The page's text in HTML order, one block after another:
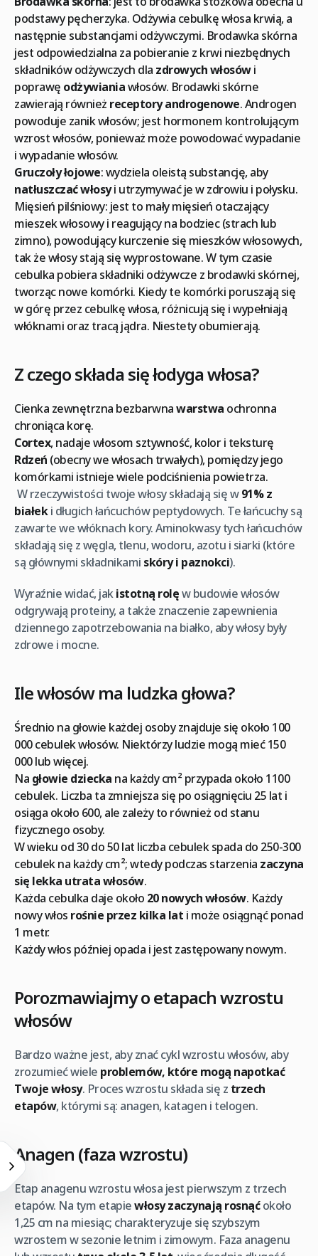
podstawy pęcherzyka. Odżywia cebulkę włosa krwią, a
następnie substancjami odżywczymi. Brodawka skórna
jest odpowiedzialna za pobieranie z krwi niezbędnych
składników odżywczych dla zdrowych włosówi
poprawę odżywianiawłosów. Brodawki skórne
zawierają również receptory androgenowe. Androgen
powoduje zanik włosów; jest hormonem kontrolującym
wzrost włosów, ponieważ może powodować wypadanie
i wypadanie włosów.
Gruczoły łojowe: wydziela oleistą substancję, aby
natłuszczać włosyi utrzymywać je w zdrowiu i połysku.
Mięsień pilśniowy: jest to mały mięsień otaczający
mieszek włosowy i reagujący na bodziec (strach lub
zimno), powodujący kurczenie się mieszków włosowych,
tak że włosy stają się wyprostowane. W tym czasie
cebulka pobiera składniki odżywcze z brodawki skórnej,
tworząc nowe komórki. Kiedy te komórki poruszają się
w górę przez cebulkę włosa, różnicują się i wypełniają
włóknami oraz tracą jądra. Niestety obumierają.
Z czego składa się łodyga włosa?
Cienka zewnętrzna bezbarwnawarstwa ochronna
chroniąca korę.
Cortex, nadaje włosom sztywność, kolor i teksturę
Rdzeń (obecny we włosach trwałych), pomiędzy jego
komórkami istnieje wiele podciśnienia powietrza.
W rzeczywistości twoje włosy składają się w91% z
białeki długich łańcuchów peptydowych. Te łańcuchy są
zawarte we włóknach kory. Aminokwasy tych łańcuchów
składają się z węgla, tlenu, wodoru, azotu i siarki (które
są głównymi składnikami skóry i paznokci).
Wyraźnie widać, jakistotną rolęw budowie włosów
odgrywają proteiny, a także znaczenie zapewnienia
dziennego zapotrzebowania na białko, aby włosy były
zdrowe i mocne.
Ile włosów ma ludzka głowa?
Średnio na głowie każdej osoby znajduje się około 100
000 cebulek włosów. Niektórzy ludzie mogą mieć 150
000 lub więcej.
Na głowie dziecka na każdy cm² przypada około 1100
cebulek. Liczba ta zmniejsza się po osiągnięciu 25 lat i
osiąga około 600, ale zależy to również od stanu
fizycznego osoby.
W wieku od 30 do 50 lat liczba cebulek spada do 250-300
cebulek na każdy cm²; wtedy podczas starzenia zaczyna
się lekka utrata włosów.
Każda cebulka daje około 20 nowych włosów. Każdy
nowy włos rośnie przez kilka lat i może osiągnąć ponad
1 metr.
Każdy włos później opada i jest zastępowany nowym.
Porozmawiajmy o etapach wzrostu
włosów
Bardzo ważne jest, aby znać cykl wzrostu włosów, aby
zrozumieć wiele problemów, które mogą napotkać
Twoje włosy. Proces wzrostu składa się z trzech
etapów, którymi są: anagen, katagen i telogen.
Anagen (faza wzrostu)
Etap anagenu wzrostu włosa jest pierwszym z trzech
etapów. Na tym etapiewłosy zaczynają rosnąćokoło
1,25 cm na miesiąc; charakteryzuje się szybszym
wzrostem w sezonie letnim i zimowym. Faza anagenu